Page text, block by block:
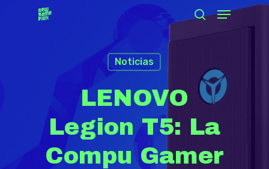
Menu
Noticias
LENOVO
Legion T5: La
Compu Gamer
Close
Menu